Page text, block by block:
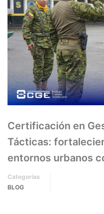
Certificación en
Tácticas:
entornos urbanos
Categorías
BLOG